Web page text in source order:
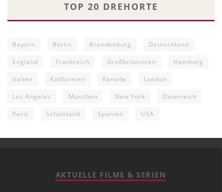
TOP 20 DREHORTE
Bayern Berlin Brandenburg Deutschland
England Frankreich Großbritannien Hamburg
Italien Kalifornien Kanada London
Los Angeles München New York Österreich
Paris Schottland Spanien USA
AKTUELLE FILME & SERIEN